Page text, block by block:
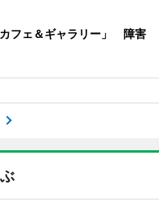
フェ＆ギャラリー」 障害